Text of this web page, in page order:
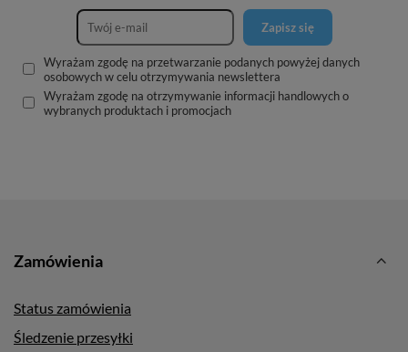
Zapisz się
Wyrażam zgodę na przetwarzanie podanych powyżej danych
osobowych w celu otrzymywania newslettera
Wyrażam zgodę na otrzymywanie informacji handlowych o
wybranych produktach i promocjach
Zamówienia
Status zamówienia
Śledzenie przesyłki